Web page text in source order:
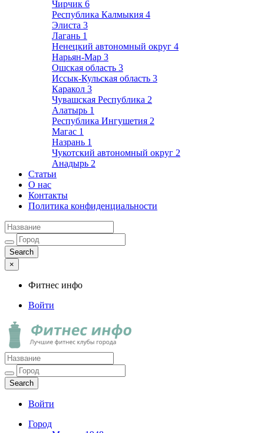
Чирчик 6
Республика Калмыкия 4
Элиста 3
Лагань 1
Ненецкий автономный округ 4
Нарьян-Мар 3
Ошская область 3
Иссык-Кульская область 3
Каракол 3
Чувашская Республика 2
Алатырь 1
Республика Ингушетия 2
Магас 1
Назрань 1
Чукотский автономный округ 2
Анадырь 2
Статьи
О нас
Контакты
Политика конфиденциальности
×
Фитнес инфо
Войти
Фитнес инфо
Лучшие фитнес клубы города
Войти
Город